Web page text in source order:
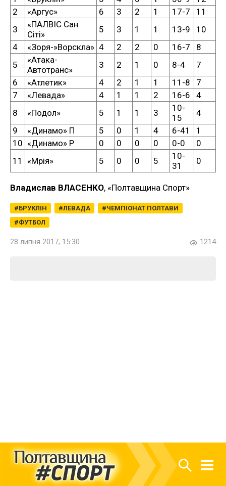
2
«Аргус» 6 3 2 1 17-7
11
3
«ПАЛВІС Сан
Сіті»
5 3 1 1 13-9
10
4
«Зоря-»Ворскла» 4 2 2 0 16-7
8
5
«Атака-
Автотранс»
3 2 1 0 8-4
7
6
«Атлетик» 4 2 1 1 11-8
7
7
«Левада» 4 1 1 2 16-6
4
8
«Подол» 5 1 1 3
10-
15
4
9
«Динамо» П 5 0 1 4 6-41
1
10 «Динамо» Р 0 0 0 0 0-0
0
11
«Мрія» 5 0 0 5
10-
31
0
Владислав ВЛАСЕНКО, «Полтавщина Спорт»
БРУКЛІН ЛЕВАДА
ЧЕМПІОНАТ ПОЛТАВИ
ФУТБОЛ
28 липня 2017, 15:30 1214